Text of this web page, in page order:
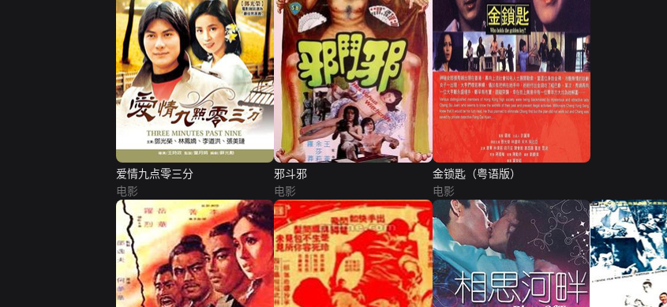
爱情九点零三分
电影
邪斗邪
电影
金锁匙（粤语版）
电影